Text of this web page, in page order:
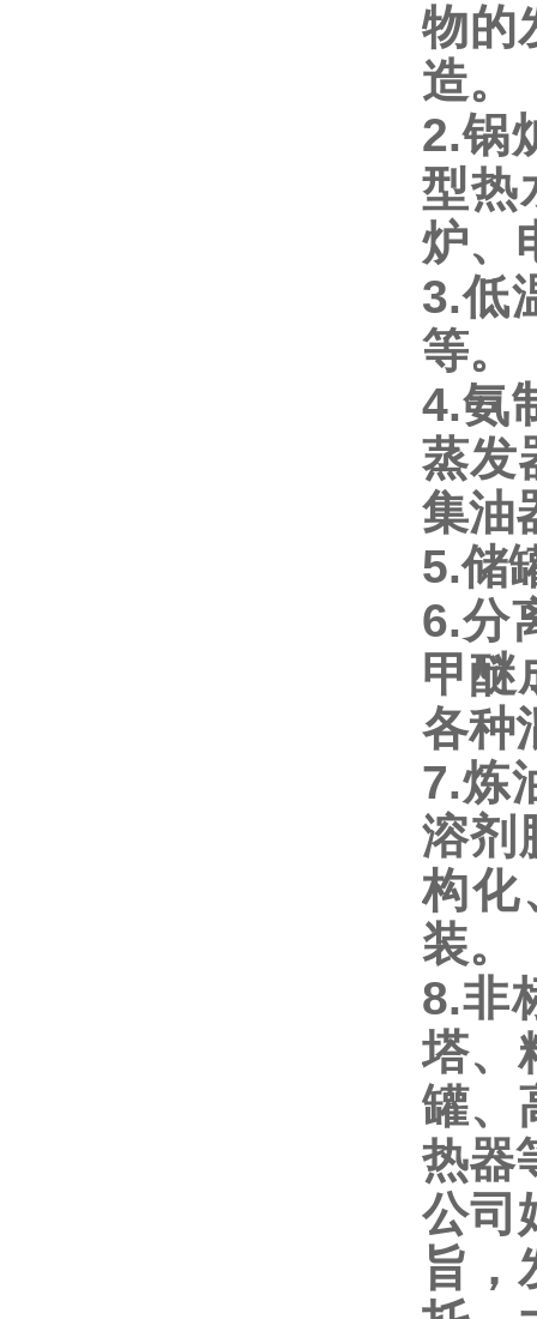
物的
造。
2.锅
型热
炉、
3.低
等。
4.氨
蒸发
集油
5.储
6.分
甲醚
各种
7.炼
溶剂
构化
装。
8.非
塔、
罐、
热器
公司
旨，